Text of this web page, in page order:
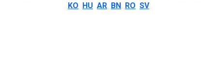
KO HU AR BN RO SV